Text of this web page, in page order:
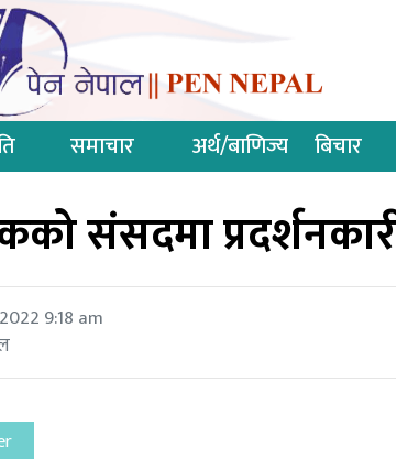
समाचार अर्थ/बाणिज्य बिचार
संसदमा
9:18 am